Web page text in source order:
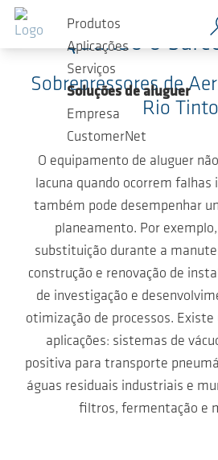
Ir para o conteúdo principal
Produtos
Aplicações
Serviços
Soluções de aluguer
Empresa
CustomerNet
Quando o
Sobrepressores de
Rio Tinto
O equipamento de aluguer
lacuna quando ocorrem falhas
também pode desempenhar
planeamento. Por
substituição durante a
construção e renovação de
de investigação e
otimização de processos.
aplicações: sistemas de
positiva para transporte
águas residuais industriais e
filtros, fermentação e